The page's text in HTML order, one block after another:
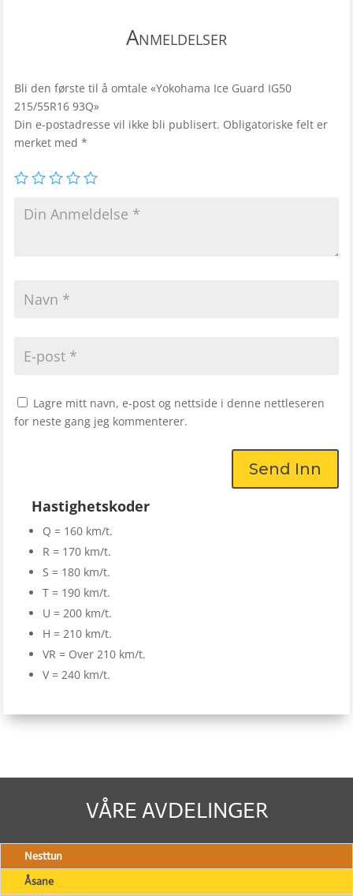
Anmeldelser
Bli den første til å omtale «Yokohama Ice Guard IG50
215/55R16 93Q»
Din e-postadresse vil ikke bli publisert. Obligatoriske felt er
merket med *
Lagre mitt navn, e-post og nettside i denne nettleseren
for neste gang jeg kommenterer.
Send Inn
Hastighetskoder
Q = 160 km/t.
R = 170 km/t.
S = 180 km/t.
T = 190 km/t.
U = 200 km/t.
H = 210 km/t.
VR = Over 210 km/t.
V = 240 km/t.
VÅRE AVDELINGER
Nesttun
Åsane